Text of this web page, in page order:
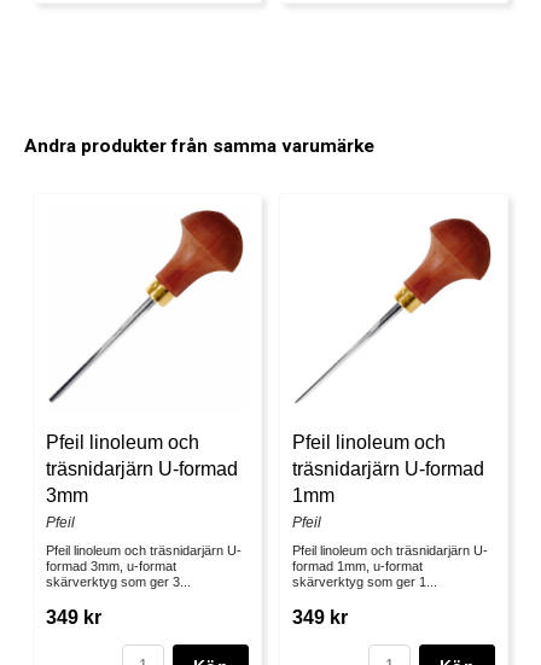
Andra produkter från samma varumärke
Pfeil linoleum och
träsnidarjärn U-formad
3mm
Pfeil
Pfeil linoleum och träsnidarjärn U-
formad 3mm, u-format
skärverktyg som ger 3...
349 kr
Pfeil linoleum och
träsnidarjärn U-formad
1mm
Pfeil
Pfeil linoleum och träsnidarjärn U-
formad 1mm, u-format
skärverktyg som ger 1...
349 kr